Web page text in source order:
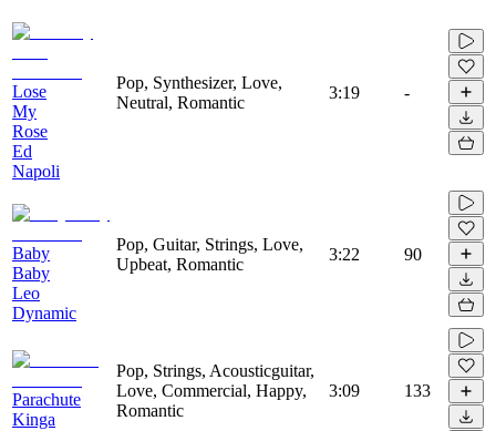
Lose
My
Rose
Ed
Napoli
Pop, Synthesizer, Love,
Neutral, Romantic
3:19 -
Baby
Baby
Leo
Dynamic
Pop, Guitar, Strings, Love,
Upbeat, Romantic
3:22 90
Parachute
Kinga
Pop, Strings, Acousticguitar,
Love, Commercial, Happy,
Romantic
3:09 133